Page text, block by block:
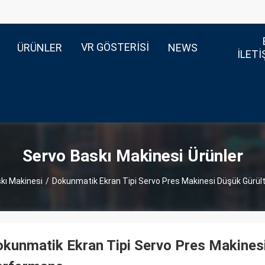
ÜRÜNLER VR GÖSTERISI NEWS
Servo Baskı Makinesi Ürünler
Makinesi / Dokunmatik Ekran Tipi Servo Pres Makinesi Düşük
Ekran Tipi Servo Pres